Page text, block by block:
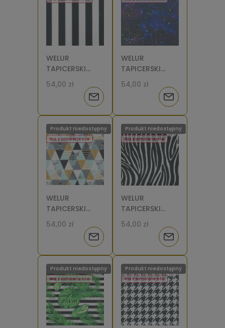
WELUR
TAPICERSKI
Pasy czarno-
białe [6-8]
54,00 zł
Powiadom
o
dostępności
WELUR
TAPICERSKI
Galaktyka [6-
8]
54,00 zł
Powiadom
o
dostępności
WELUR
TAPICERSKI
Trójkąty
miętowo-złote
54,00 zł
Na zamówienie
Produkt niedostępny
Powiadom
o
dostępności
WELUR
TAPICERSKI
Zebra [6-8]
54,00 zł
Na zamówienie
Produkt niedostępny
Powiadom
o
dostępności
Na zamówienie
Produkt niedostępny
Na zamówienie
Produkt niedostępny